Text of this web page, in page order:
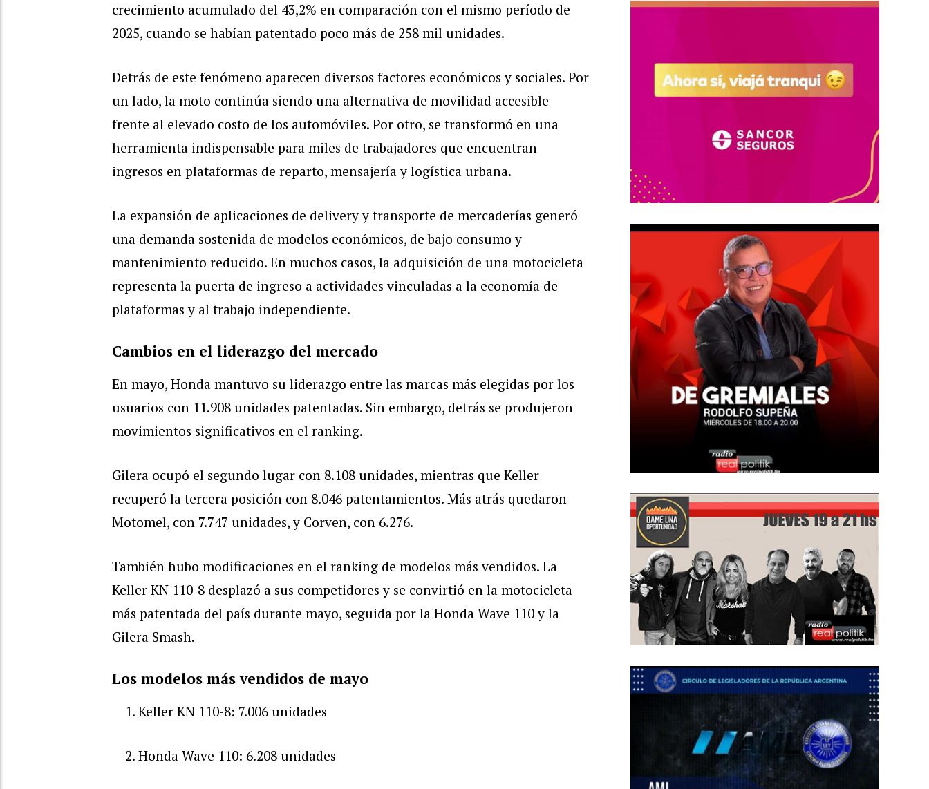
crecimiento acumulado del 43,2% en comparación con el mismo período de
2025, cuando se habían patentado poco más de 258 mil unidades.
Detrás de este fenómeno aparecen diversos factores económicos y sociales. Por
un lado, la moto continúa siendo una alternativa de movilidad accesible
frente al elevado costo de los automóviles. Por otro, se transformó en una
herramienta indispensable para miles de trabajadores que encuentran
ingresos en plataformas de reparto, mensajería y logística urbana.
La expansión de aplicaciones de delivery y transporte de mercaderías generó
una demanda sostenida de modelos económicos, de bajo consumo y
mantenimiento reducido. En muchos casos, la adquisición de una motocicleta
representa la puerta de ingreso a actividades vinculadas a la economía de
plataformas y al trabajo independiente.
Cambios en el liderazgo del mercado
En mayo, Honda mantuvo su liderazgo entre las marcas más elegidas por los
usuarios con 11.908 unidades patentadas. Sin embargo, detrás se produjeron
movimientos significativos en el ranking.
Gilera ocupó el segundo lugar con 8.108 unidades, mientras que Keller
recuperó la tercera posición con 8.046 patentamientos. Más atrás quedaron
Motomel, con 7.747 unidades, y Corven, con 6.276.
También hubo modificaciones en el ranking de modelos más vendidos. La
Keller KN 110-8 desplazó a sus competidores y se convirtió en la motocicleta
más patentada del país durante mayo, seguida por la Honda Wave 110 y la
Gilera Smash.
Los modelos más vendidos de mayo
Keller KN 110-8: 7.006 unidades
Honda Wave 110: 6.208 unidades